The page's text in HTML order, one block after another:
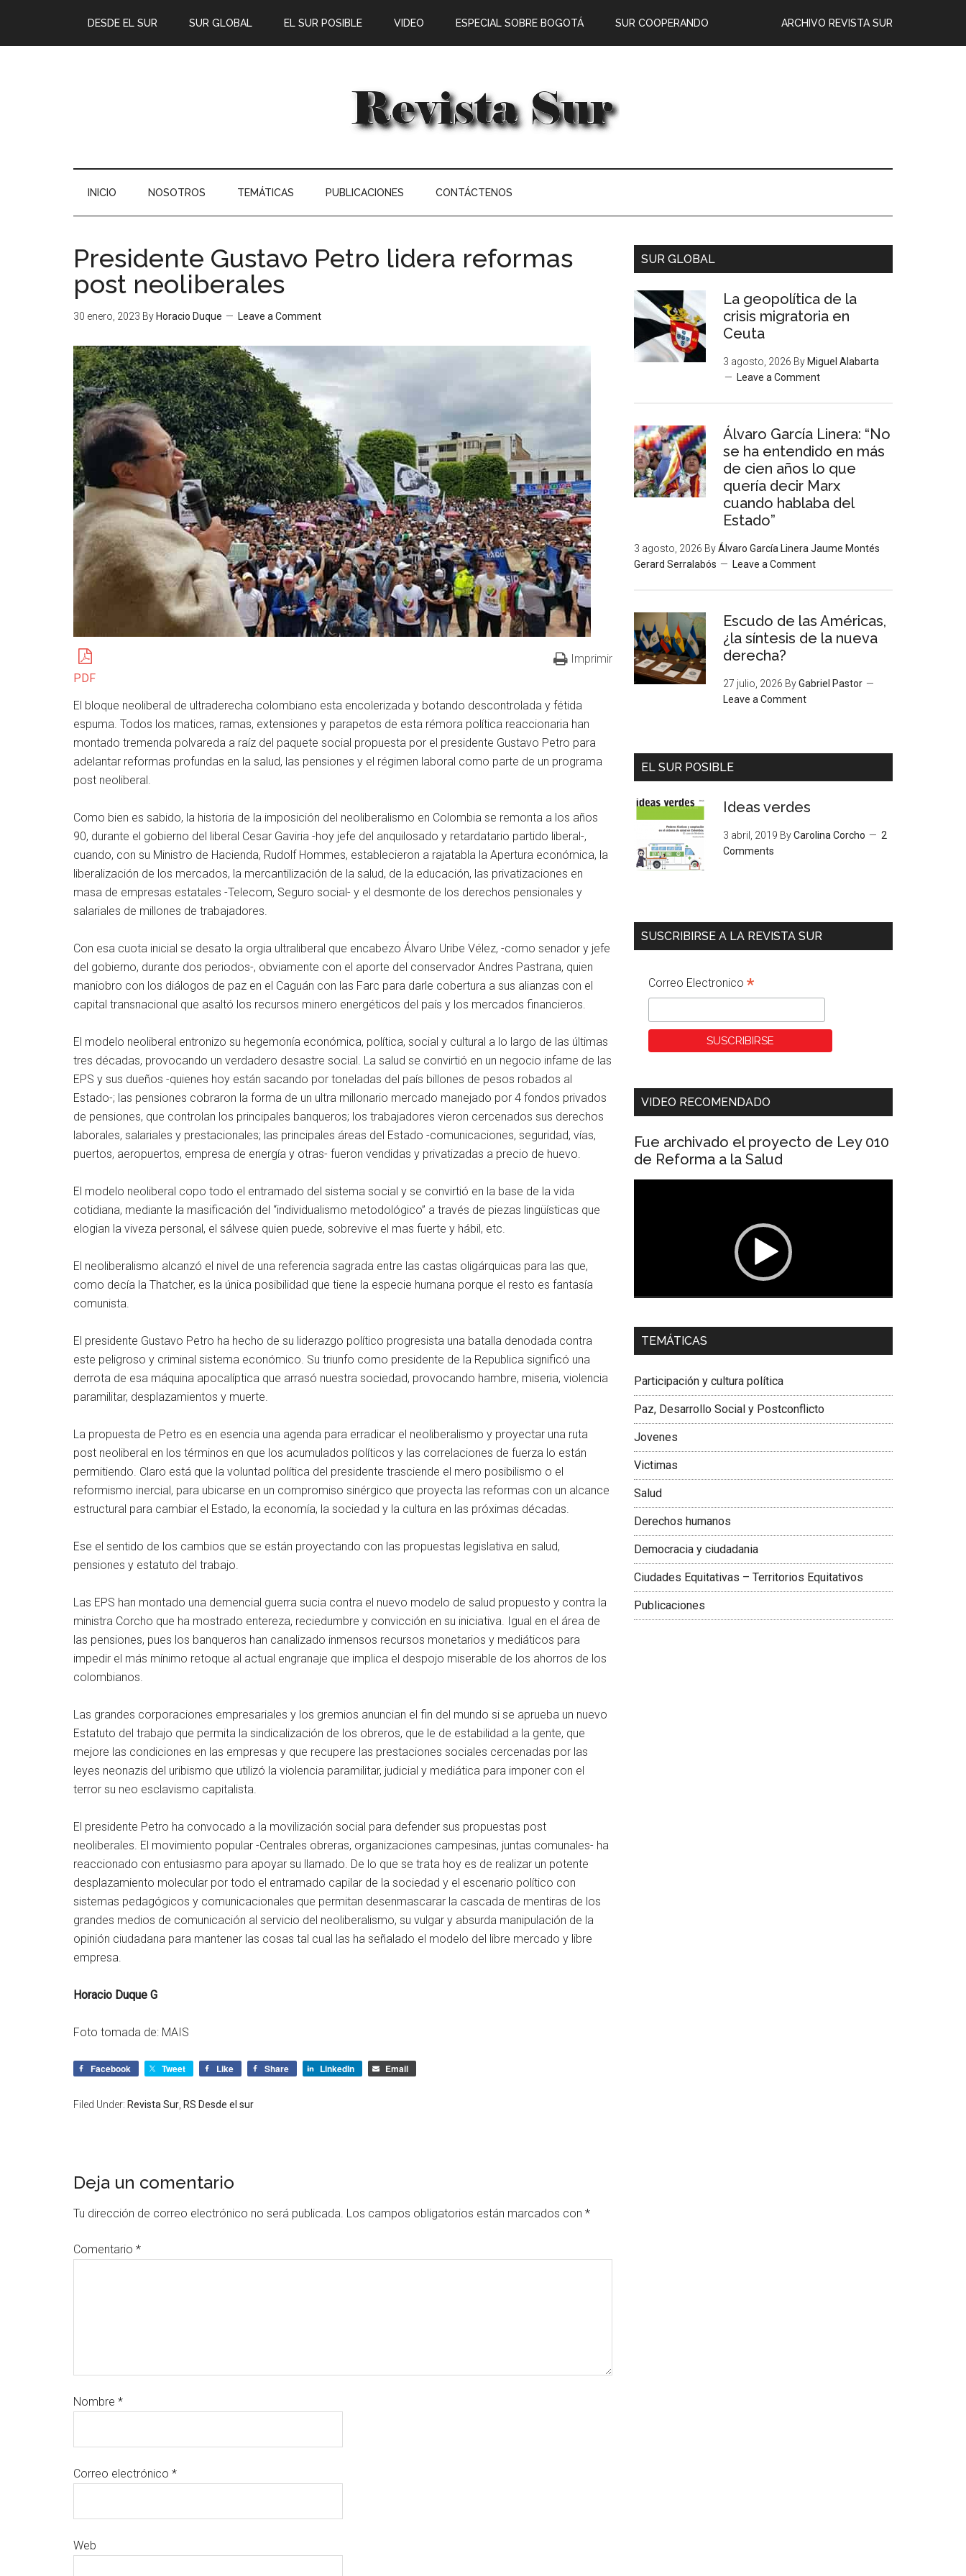
DESDE EL SUR SUR GLOBAL EL SUR POSIBLE ARCHIVO REVISTA SUR
VIDEO ESPECIAL SOBRE BOGOTÁ SUR COOPERANDO
INICIO NOSOTROS TEMÁTICAS PUBLICACIONES CONTÁCTENOS
Presidente Gustavo Petro lidera reformas
post neoliberales
30 enero, 2023 By Horacio Duque Leave a Comment
PDF
Imprimir
El bloque neoliberal de ultraderecha colombiano esta encolerizada y botando descontrolada y fétida
espuma. Todos los matices, ramas, extensiones y parapetos de esta rémora política reaccionaria han
montado tremenda polvareda a raíz del paquete social propuesta por el presidente Gustavo Petro para
adelantar reformas profundas en la salud, las pensiones y el régimen laboral como parte de un programa
post neoliberal.
Como bien es sabido, la historia de la imposición del neoliberalismo en Colombia se remonta a los años
90, durante el gobierno del liberal Cesar Gaviria -hoy jefe del anquilosado y retardatario partido liberal-,
cuando, con su Ministro de Hacienda, Rudolf Hommes, establecieron a rajatabla la Apertura económica, la
liberalización de los mercados, la mercantilización de la salud, de la educación, las privatizaciones en
masa de empresas estatales -Telecom, Seguro social- y el desmonte de los derechos pensionales y
salariales de millones de trabajadores.
Con esa cuota inicial se desato la orgia ultraliberal que encabezo Álvaro Uribe Vélez, -como senador y jefe
del gobierno, durante dos periodos-, obviamente con el aporte del conservador Andres Pastrana, quien
maniobro con los diálogos de paz en el Caguán con las Farc para darle cobertura a sus alianzas con el
capital transnacional que asaltó los recursos minero energéticos del país y los mercados financieros.
El modelo neoliberal entronizo su hegemonía económica, política, social y cultural a lo largo de las últimas
tres décadas, provocando un verdadero desastre social. La salud se convirtió en un negocio infame de las
EPS y sus dueños -quienes hoy están sacando por toneladas del país billones de pesos robados al
Estado-; las pensiones cobraron la forma de un ultra millonario mercado manejado por 4 fondos privados
de pensiones, que controlan los principales banqueros; los trabajadores vieron cercenados sus derechos
laborales, salariales y prestacionales; las principales áreas del Estado -comunicaciones, seguridad, vías,
puertos, aeropuertos, empresa de energía y otras- fueron vendidas y privatizadas a precio de huevo.
El modelo neoliberal copo todo el entramado del sistema social y se convirtió en la base de la vida
cotidiana, mediante la masificación del “individualismo metodológico” a través de piezas lingüísticas que
elogian la viveza personal, el sálvese quien puede, sobrevive el mas fuerte y hábil, etc.
El neoliberalismo alcanzó el nivel de una referencia sagrada entre las castas oligárquicas para las que,
como decía la Thatcher, es la única posibilidad que tiene la especie humana porque el resto es fantasía
comunista.
El presidente Gustavo Petro ha hecho de su liderazgo político progresista una batalla denodada contra
este peligroso y criminal sistema económico. Su triunfo como presidente de la Republica significó una
derrota de esa máquina apocalíptica que arrasó nuestra sociedad, provocando hambre, miseria, violencia
paramilitar, desplazamientos y muerte.
La propuesta de Petro es en esencia una agenda para erradicar el neoliberalismo y proyectar una ruta
post neoliberal en los términos en que los acumulados políticos y las correlaciones de fuerza lo están
permitiendo. Claro está que la voluntad política del presidente trasciende el mero posibilismo o el
reformismo inercial, para ubicarse en un compromiso sinérgico que proyecta las reformas con un alcance
estructural para cambiar el Estado, la economía, la sociedad y la cultura en las próximas décadas.
Ese el sentido de los cambios que se están proyectando con las propuestas legislativa en salud,
pensiones y estatuto del trabajo.
Las EPS han montado una demencial guerra sucia contra el nuevo modelo de salud propuesto y contra la
ministra Corcho que ha mostrado entereza, reciedumbre y convicción en su iniciativa. Igual en el área de
las pensiones, pues los banqueros han canalizado inmensos recursos monetarios y mediáticos para
impedir el más mínimo retoque al actual engranaje que implica el despojo miserable de los ahorros de los
colombianos.
Las grandes corporaciones empresariales y los gremios anuncian el fin del mundo si se aprueba un nuevo
Estatuto del trabajo que permita la sindicalización de los obreros, que le de estabilidad a la gente, que
mejore las condiciones en las empresas y que recupere las prestaciones sociales cercenadas por las
leyes neonazis del uribismo que utilizó la violencia paramilitar, judicial y mediática para imponer con el
terror su neo esclavismo capitalista.
El presidente Petro ha convocado a la movilización social para defender sus propuestas post
neoliberales. El movimiento popular -Centrales obreras, organizaciones campesinas, juntas comunales- ha
reaccionado con entusiasmo para apoyar su llamado. De lo que se trata hoy es de realizar un potente
desplazamiento molecular por todo el entramado capilar de la sociedad y el escenario político con
sistemas pedagógicos y comunicacionales que permitan desenmascarar la cascada de mentiras de los
grandes medios de comunicación al servicio del neoliberalismo, su vulgar y absurda manipulación de la
opinión ciudadana para mantener las cosas tal cual las ha señalado el modelo del libre mercado y libre
empresa.
Horacio Duque G
Foto tomada de: MAIS
Facebook Tweet Like Share LinkedIn Email
Filed Under: Revista Sur RS Desde el sur
Deja un comentario
Tu dirección de correo electrónico no será publicada. Los campos obligatorios están marcados con *
Comentario *
Nombre *
Correo electrónico *
Web
SUR GLOBAL
La geopolítica de la
crisis migratoria en
Ceuta
3 agosto, 2026 By Miguel Alabarta
Leave a Comment
Álvaro García Linera: “No
se ha entendido en más
de cien años lo que
quería decir Marx
cuando hablaba del
Estado”
3 agosto, 2026 ByÁlvaro García Linera Jaume Montés
Gerard Serralabós
Leave a Comment
Escudo de las Américas,
¿la síntesis de la nueva
derecha?
27 julio, 2026 ByGabriel Pastor
Leave a Comment
EL SUR POSIBLE
Ideas verdes
3 abril, 2019 ByCarolina Corcho
2
Comments
SUSCRIBIRSE A LA REVISTA SUR
Correo Electronico *
VIDEO RECOMENDADO
Fue archivado el proyecto de Ley 010
de Reforma a la Salud
Dra. Carolina Corcho Mejía,
Latinoamericana Sur, Vicepresidenta Federación
TEMÁTICAS
Participación y cultura política
Paz, Desarrollo Social y Postconflicto
Jovenes
Victimas
Salud
Derechos humanos
Democracia y ciudadania
Ciudades Equitativas – Territorios Equitativos
Publicaciones